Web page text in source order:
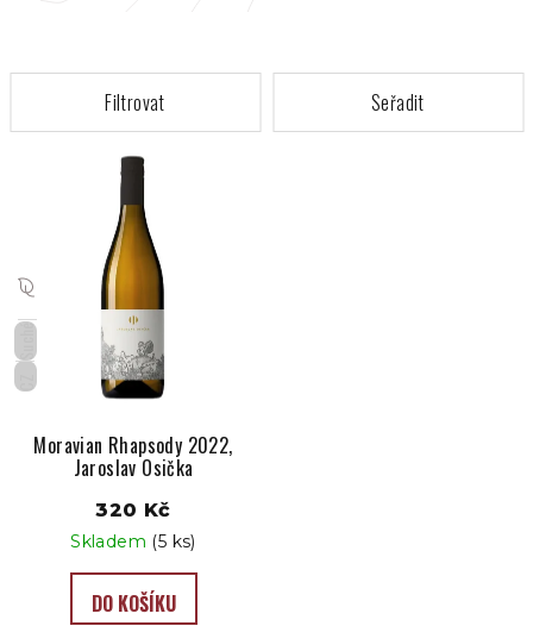
s
p
r
o
CZ
Suché
Moravian Rhapsody 2022,
Jaroslav Osička
320 Kč
Skladem (5 ks)
DO KOŠÍKU